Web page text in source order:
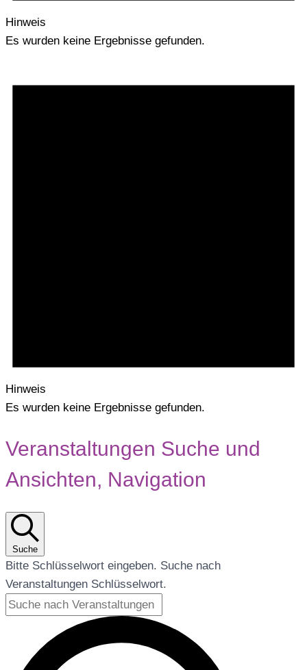
Hinweis
Es wurden keine Ergebnisse gefunden.
Hinweis
Es wurden keine Ergebnisse gefunden.
Veranstaltungen Suche und
Ansichten, Navigation
Suche
Bitte Schlüsselwort eingeben. Suche nach
Veranstaltungen Schlüsselwort.